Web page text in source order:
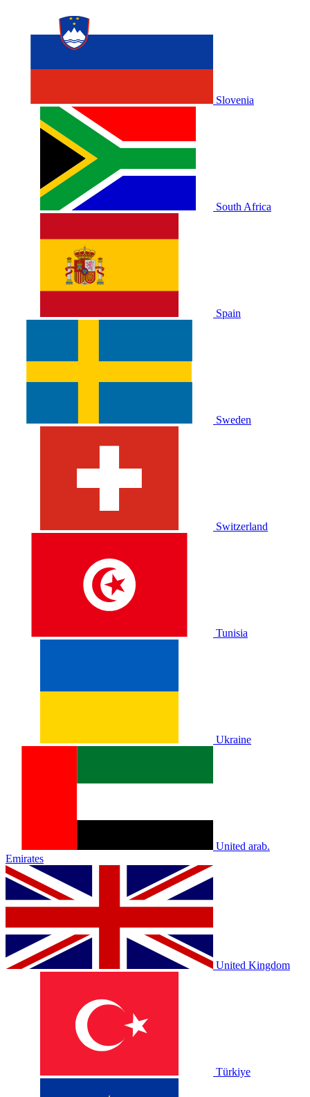
Slovenia
South Africa
Spain
Sweden
Switzerland
Tunisia
Ukraine
United arab.
Emirates
United Kingdom
Türkiye